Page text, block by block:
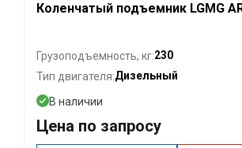
Коленчатый подъемник LGMG
Грузоподъемность, кг:230
Тип двигателя:Дизельный
В наличии
Цена по запросу